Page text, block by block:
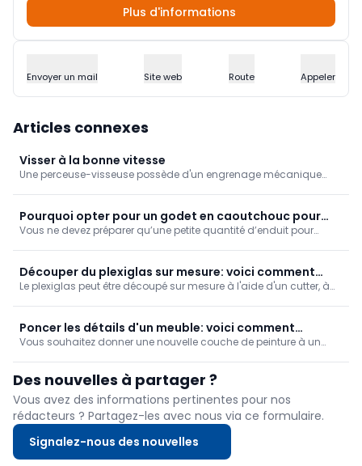
Plus d'informations
Envoyer un mail Site web Route Appeler
Articles connexes
Visser à la bonne vitesse
Une perceuse-visseuse possède d'un engrenage mécanique
cette astuce.
Pourquoi opter pour un godet en caoutchouc pour
l’enduit?
Vous ne devez préparer qu’une petite quantité d’enduit pour
petit récipient souple en caoutchouc.
Découper du plexiglas sur mesure: voici comment
faire
Le plexiglas peut être découpé sur mesure à l'aide d'un cutter, à
Poncer les détails d'un meuble: voici comment
procéder
Vous souhaitez donner une nouvelle couche de peinture à un
Découvrez la meilleure façon de procéder pour obtenir une
surface parfaitement prête à être peinte.
Des nouvelles à partager ?
Vous avez des informations pertinentes pour nos
rédacteurs ? Partagez-les avec nous via ce formulaire.
Signalez-nous des nouvelles